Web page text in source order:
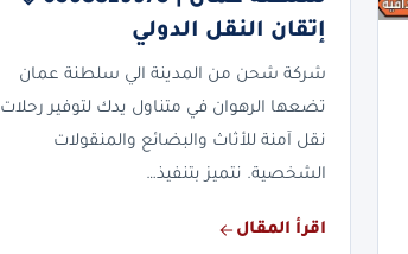
إتقان النقل الدولي
شركة شحن من المدينة الي سلطنة عمان
تضعها الرهوان في متناول يدك لتوفير رحلات
نقل آمنة للأثاث والبضائع والمنقولات
الشخصية. نتميز بتنفيذ…
اقرأ المقال